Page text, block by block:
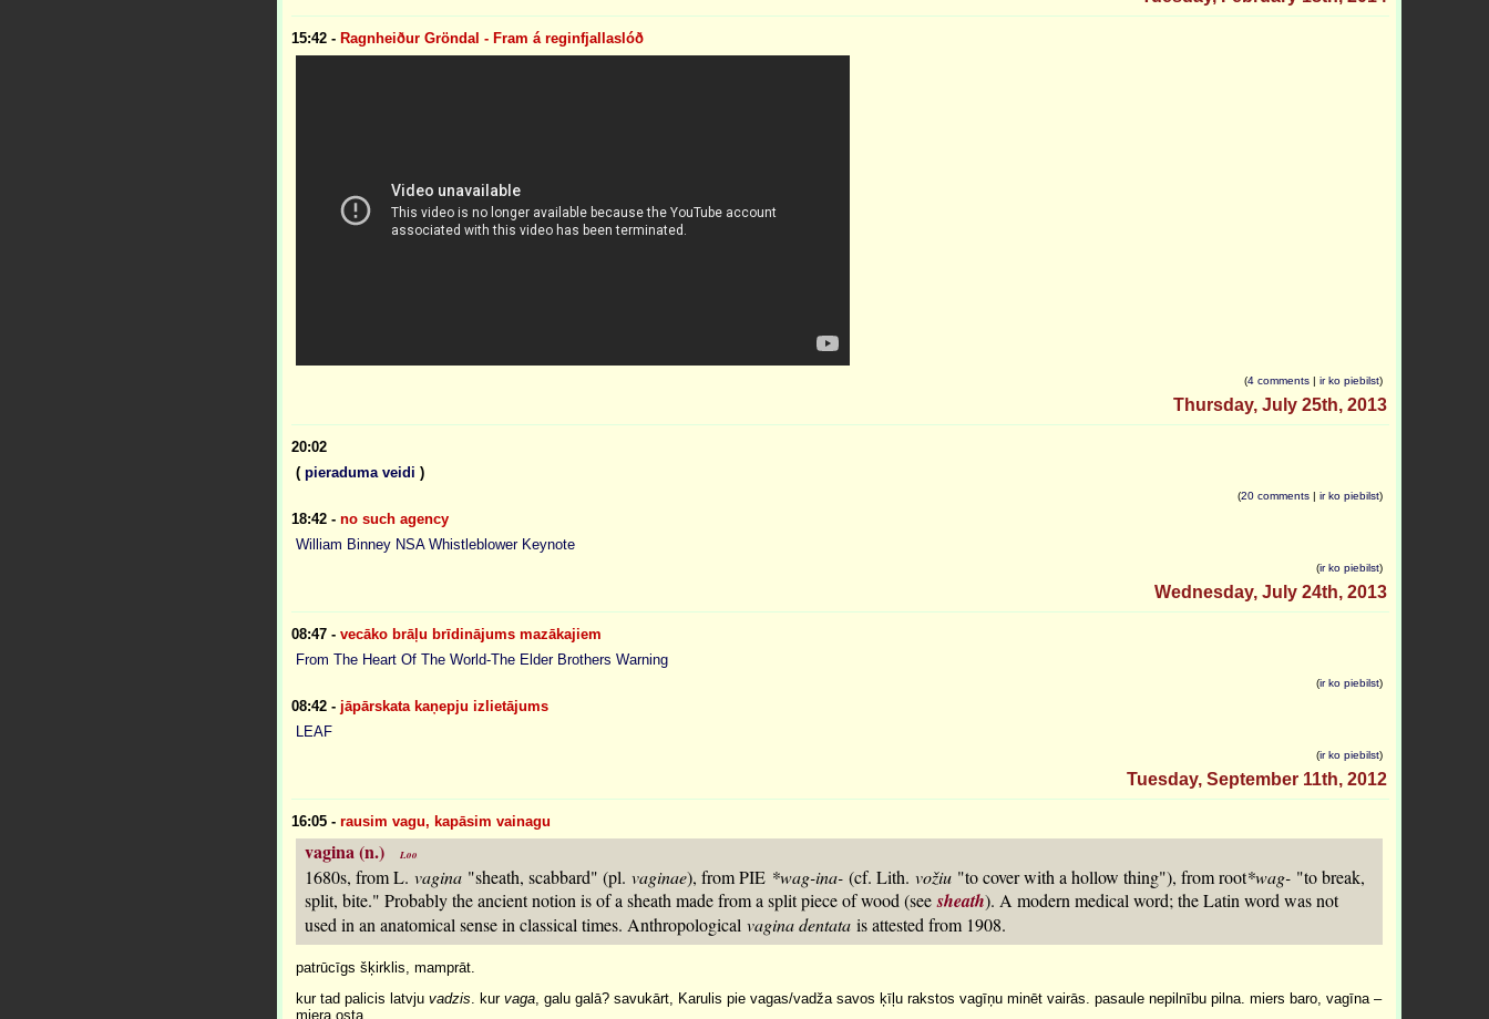
15:42- Ragnheiður Gröndal - Fram á reginfjallaslóð
(4 comments| ir ko piebilst)
Thursday, July 25th, 2013
20:02
( pieraduma veidi )
(20 comments| ir ko piebilst)
18:42- no such agency
William Binney NSA Whistleblower Keynote
(ir ko piebilst)
Wednesday, July 24th, 2013
08:47- vecāko brāļu brīdinājums mazākajiem
From The Heart Of The World-The Elder Brothers Warning
(ir ko piebilst)
08:42- jāpārskata kaņepju izlietājums
LEAF
(ir ko piebilst)
Tuesday, September 11th, 2012
16:05- rausim vagu, kapāsim vainagu
vagina (n.)
1680s, from L. vagina"sheath, scabbard" (pl. vaginae), from PIE *wag-ina-(cf. Lith. vožiu"to cover with a hollow thing"), from root*wag-"to break,
split, bite." Probably the ancient notion is of a sheath made from a split piece of wood (seesheath). A modern medical word; the Latin word was not
used in an anatomical sense in classical times. Anthropological vagina dentatais attested from 1908.
patrūcīgs šķirklis, mamprāt.
kur tad palicis latvju vadzis . kur vaga, galu galā? savukārt, Karulis pie vagas/vadža savos ķīļu rakstos vagīņu minēt vairās. pasaule nepilnību pilna. miers baro, vagīna –
miera osta.